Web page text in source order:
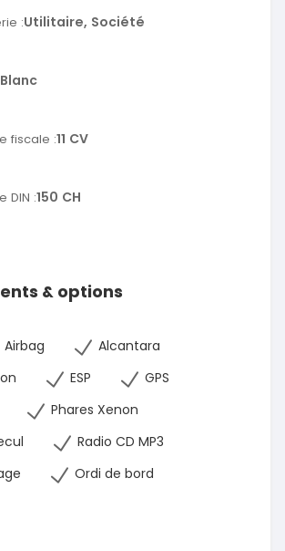
:Utilitaire, Société
Blanc
fiscale :11 CV
DIN :150 CH
& options
Airbag
Alcantara
ESP
GPS
Phares Xenon
Radio CD MP3
Ordi de bord